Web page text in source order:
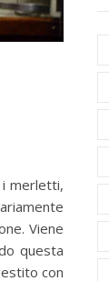
i merletti,
Viene
questa
con